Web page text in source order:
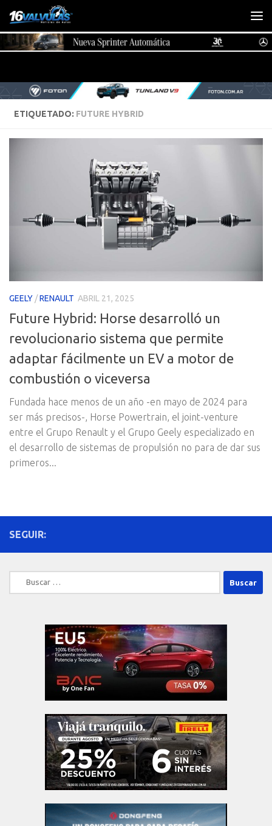
Saltar al contenido
ETIQUETADO: FUTURE HYBRID
GEELY /RENAULT ABRIL 21, 2025
Future Hybrid: Horse desarrolló un
revolucionario sistema que permite
adaptar fácilmente un EV a motor de
combustión o viceversa
Fundada hace menos de un año -en mayo de 2024 para
ser más precisos-, Horse Powertrain, el joint-venture
entre el Grupo Renault y el Grupo Geely especializado en
el desarrollo de sistemas de propulsión no para de dar sus
primeros...
SEGUIR:
Buscar: